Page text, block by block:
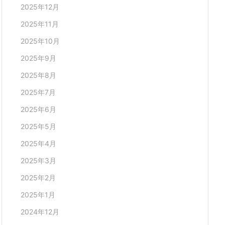
2025年12月
2025年11月
2025年10月
2025年9月
2025年8月
2025年7月
2025年6月
2025年5月
2025年4月
2025年3月
2025年2月
2025年1月
2024年12月